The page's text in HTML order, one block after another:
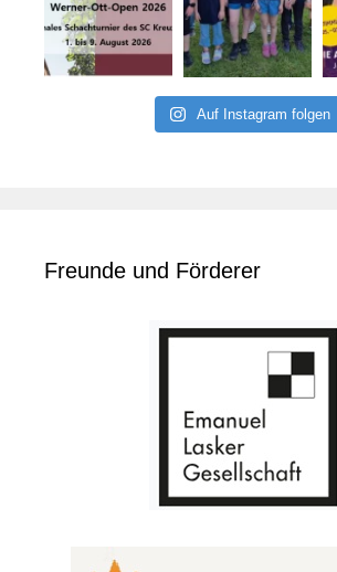
Auf Instagram folgen
Freunde und Förderer